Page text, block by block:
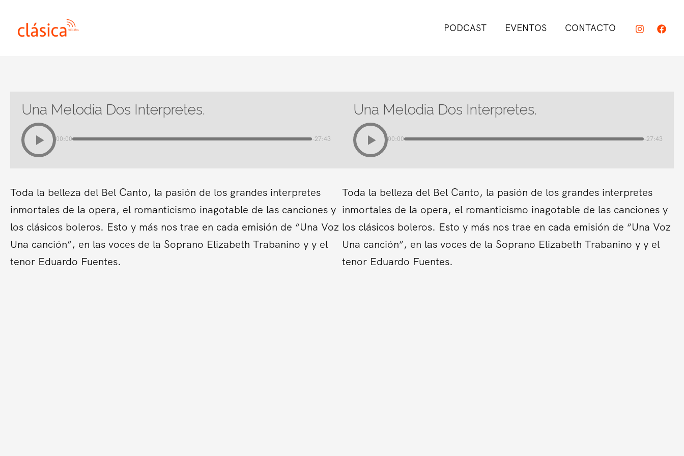
contenido
PODCAST EVENTOS CONTACTO
Una Melodia Dos Interpretes.
00:00 -27:43
Toda la belleza del Bel Canto, la pasión de los grandes interpretes
inmortales de la opera, el romanticismo inagotable de las canciones y
los clásicos boleros. Esto y más nos trae en cada emisión de “Una Voz
Una canción”, en las voces de la Soprano Elizabeth Trabanino y y el
tenor Eduardo Fuentes.
Una Melodia Dos Interpretes.
00:00 -27:43
Toda la belleza del Bel Canto, la pasión de los grandes interpretes
inmortales de la opera, el romanticismo inagotable de las canciones y
los clásicos boleros. Esto y más nos trae en cada emisión de “Una Voz
Una canción”, en las voces de la Soprano Elizabeth Trabanino y y el
tenor Eduardo Fuentes.